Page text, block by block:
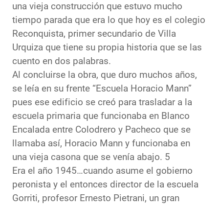
una vieja construcción que estuvo mucho
tiempo parada que era lo que hoy es el colegio
Reconquista, primer secundario de Villa
Urquiza que tiene su propia historia que se las
cuento en dos palabras.
Al concluirse la obra, que duro muchos años,
se leía en su frente “Escuela Horacio Mann”
pues ese edificio se creó para trasladar a la
escuela primaria que funcionaba en Blanco
Encalada entre Colodrero y Pacheco que se
llamaba así, Horacio Mann y funcionaba en
una vieja casona que se venía abajo. 5
Era el año 1945…cuando asume el gobierno
peronista y el entonces director de la escuela
Gorriti, profesor Ernesto Pietrani, un gran